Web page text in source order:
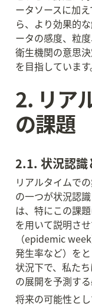
ータソースに加
ら、より効果的
ータの感度、粒
衛生機関の意思
を目指しています
2. リア
の課題
2.1. 状況認識
リアルタイムで
の一つが状況認
は、特にこの課
を用いて説明さ
（epidemic
発生率など）を
状況下で、私た
の展開を予測する
将来の可能性と